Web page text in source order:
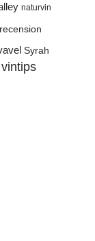
naturvin
recension
Syrah
vintips